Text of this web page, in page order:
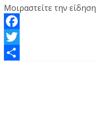
Μοιραστείτε την είδηση
Facebook
Twitter